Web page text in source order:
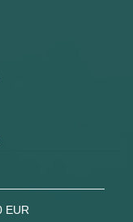
EUR